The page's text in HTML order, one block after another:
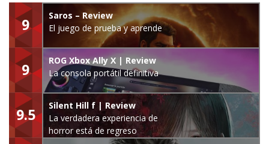
9
Saros – Review
El juego de prueba y aprende
9
ROG Xbox Ally X | Review
La consola portátil definitiva
9.5
Silent Hill f | Review
La verdadera experiencia de
horror está de regreso